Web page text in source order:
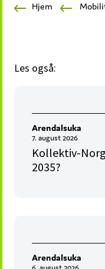
kollektivtrafikk-
Hjem
Les også:
Arendalsuka
7. august 2026
Kollektiv-
2035?
Arendalsuka